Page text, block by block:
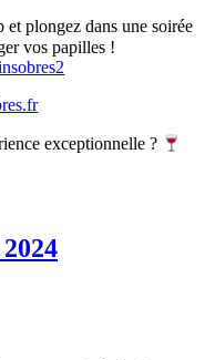
plongez dans une soirée
vos papilles !
exceptionnelle ?